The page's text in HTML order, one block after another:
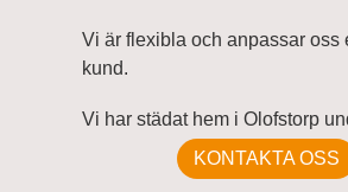
Vi är flexibla och anpassar oss
kund.
Vi har städat hem i Olofstorp
KONTAKTA OSS